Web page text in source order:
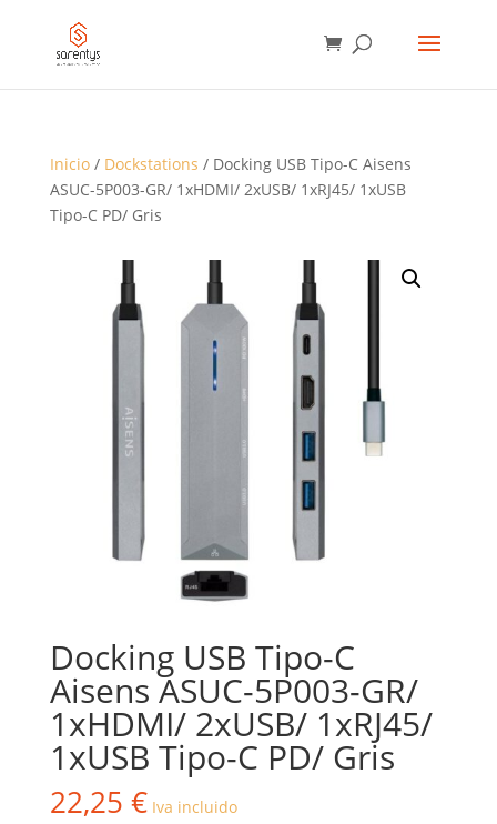
PRODUCTOS
Inicio/ Dockstations / Docking USB Tipo-C Aisens
ASUC-5P003-GR/ 1xHDMI/ 2xUSB/ 1xRJ45/ 1xUSB
Tipo-C PD/ Gris
Docking USB Tipo-C
Aisens ASUC-5P003-GR/
1xHDMI/ 2xUSB/ 1xRJ45/
1xUSB Tipo-C PD/ Gris
22,25 € Iva incluido